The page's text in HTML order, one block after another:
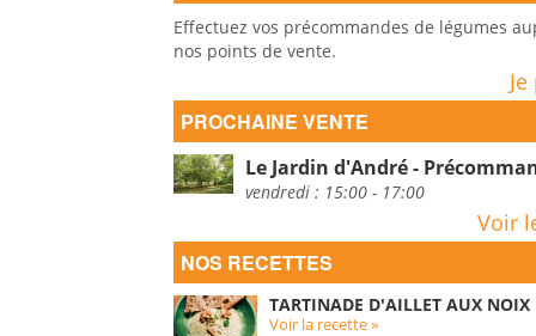
Effectuez vos précommandes de légumes
nos points de vente.
PROCHAINE VENTE
Le Jardin d'André -
vendredi : 15:00 - 17:00
Voir
NOS RECETTES
TARTINADE D'AILLET AUX NOIX
Voir la recette »